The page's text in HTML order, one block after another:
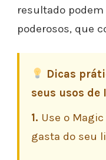
resultado
poderosos, que
Dicas
seus usos de
1. Use o
gasta do seu